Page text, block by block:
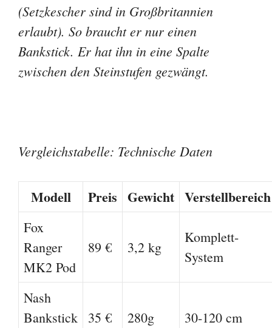
(Setzkescher sind in Großbritannien
erlaubt). So braucht er nur einen
Bankstick. Er hat ihn in eine Spalte
zwischen den Steinstufen gezwängt.
Vergleichstabelle: Technische Daten
Modell Preis Gewicht Verstellbereich
Fox
Ranger
MK2 Pod
89 € 3,2 kg
Komplett-
System
Nash
Bankstick
35 € 280g 30-120 cm